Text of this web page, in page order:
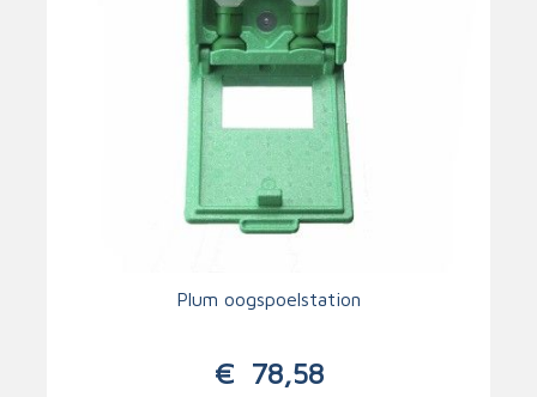
Plum oogspoelstation
€78,58